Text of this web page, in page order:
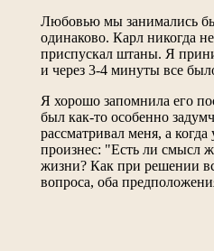
Любовью мы занимались
одинаково. Карл никогда
приспускал штаны. Я
и через 3-4 минуты все
Я хорошо запомнила его
был как-то особенно
рассматривал меня, а
произнес: "Есть ли смысл
жизни? Как при решении
вопроса, оба